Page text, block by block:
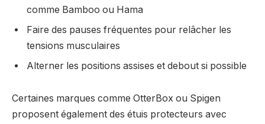
comme Bamboo ou Hama
Faire des pauses fréquentes pour relâcher les
tensions musculaires
Alterner les positions assises et debout si possible
Certaines marques comme OtterBox ou Spigen
proposent également des étuis protecteurs avec